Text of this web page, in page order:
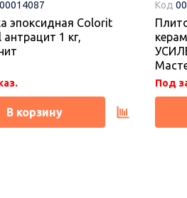
эпоксидная Colorit
антрацит 1 кг,
В корзину
Код
Под